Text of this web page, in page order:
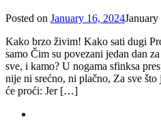
Posted on January 16, 2024
Kako brzo živim! Kako sati dugi
samo Čim su povezani jedan dan
sve, i kamo? U nogama sfinksa
nije ni srećno, ni plačno, Za sve
će proći: Jer […]